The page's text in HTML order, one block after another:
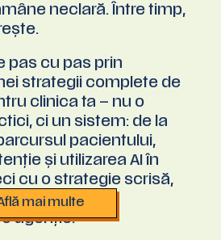
neclară. Între timp,
pas cu pas prin
strategii complete de
clinica ta – nu o
ci un sistem: de la
pacientului,
și utilizarea AI în
cu o strategie scrisă,
sau de
agenție.
mai multe